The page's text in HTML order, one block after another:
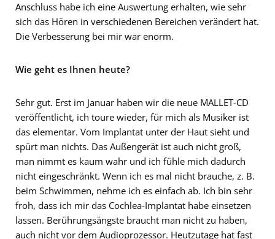
Anschluss habe ich eine Auswertung erhalten, wie sehr
sich das Hören in verschiedenen Bereichen verändert hat.
Die Verbesserung bei mir war enorm.
Wie geht es Ihnen heute?
Sehr gut. Erst im Januar haben wir die neue MALLET-CD
veröffentlicht, ich toure wieder, für mich als Musiker ist
das elementar. Vom Implantat unter der Haut sieht und
spürt man nichts. Das Außengerät ist auch nicht groß,
man nimmt es kaum wahr und ich fühle mich dadurch
nicht eingeschränkt. Wenn ich es mal nicht brauche, z. B.
beim Schwimmen, nehme ich es einfach ab. Ich bin sehr
froh, dass ich mir das Cochlea-Implantat habe einsetzen
lassen. Berührungsängste braucht man nicht zu haben,
auch nicht vor dem Audioprozessor. Heutzutage hat fast